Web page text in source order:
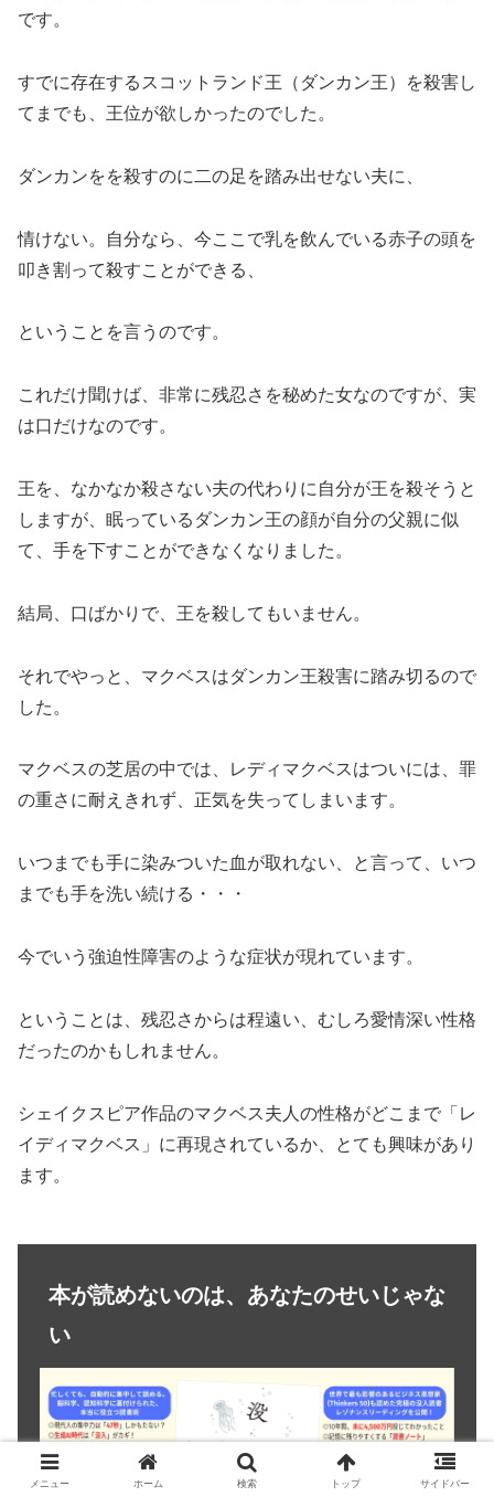
です。
すでに存在するスコットランド王（ダンカン王）を殺害し
てまでも、王位が欲しかったのでした。
ダンカンをを殺すのに二の足を踏み出せない夫に、
情けない。自分なら、今ここで乳を飲んでいる赤子の頭を
叩き割って殺すことができる、
ということを言うのです。
これだけ聞けば、非常に残忍さを秘めた女なのですが、実
は口だけなのです。
王を、なかなか殺さない夫の代わりに自分が王を殺そうと
しますが、眠っているダンカン王の顔が自分の父親に似
て、手を下すことができなくなりました。
結局、口ばかりで、王を殺してもいません。
それでやっと、マクベスはダンカン王殺害に踏み切るので
した。
マクベスの芝居の中では、レディマクベスはついには、罪
の重さに耐えきれず、正気を失ってしまいます。
いつまでも手に染みついた血が取れない、と言って、いつ
までも手を洗い続ける・・・
今でいう強迫性障害のような症状が現れています。
ということは、残忍さからは程遠い、むしろ愛情深い性格
だったのかもしれません。
シェイクスピア作品のマクベス夫人の性格がどこまで「レ
イディマクベス」に再現されているか、とても興味があり
ます。
本が読めないのは、あなたのせいじゃな
い
メニュー ホーム 検索 トップ サイドバー